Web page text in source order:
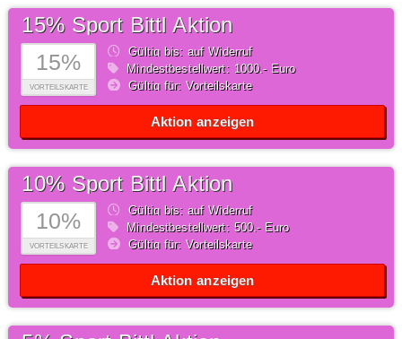
15%
VORTEILSKARTE
15% Sport Bittl Aktion
Gültig bis: auf Widerruf
Mindestbestellwert: 1000,- Euro
Gültig für: Vorteilskarte
Aktion anzeigen
10%
VORTEILSKARTE
10% Sport Bittl Aktion
Gültig bis: auf Widerruf
Mindestbestellwert: 500,- Euro
Gültig für: Vorteilskarte
Aktion anzeigen